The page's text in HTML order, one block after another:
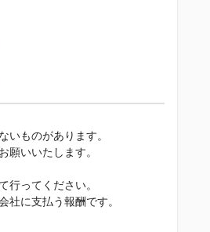
いものがあります。
願いいたします。
行ってください。
に支払う報酬です。